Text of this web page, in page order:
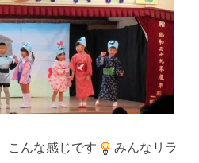
こんな感じです
みんなリラ